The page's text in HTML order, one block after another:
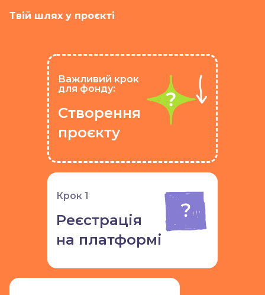
Твій шлях у проєкті
Важливий крок
для фонду:
Створення
проєкту
Крок 1
Реєстрація
на платформі